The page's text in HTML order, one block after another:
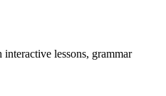
lessons, grammar